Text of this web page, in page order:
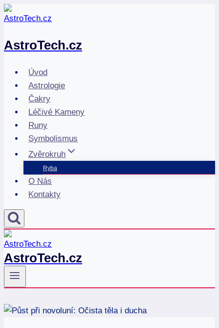
Přeskočit
na
AstroTech.cz
Úvod
Astrologie
Čakry
Léčivé Kameny
Runy
Symbolismus
Zvěrokruh
Ryba
O Nás
Kontakty
AstroTech.cz